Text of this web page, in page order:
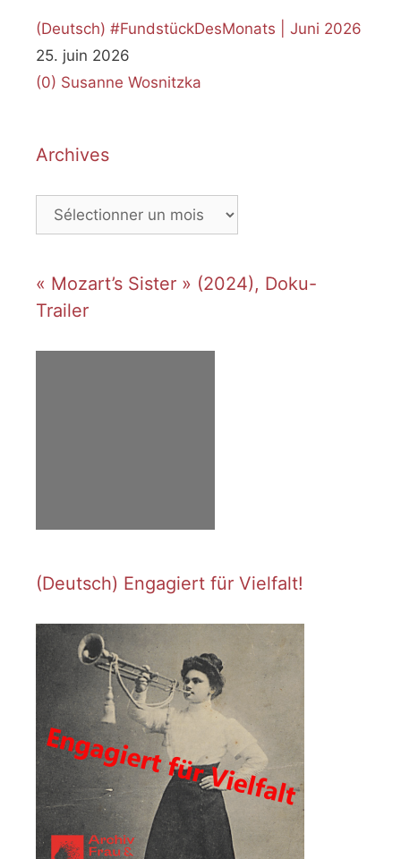
(Deutsch) #FundstückDesMonats | Juni 2026
25. juin 2026
(0) Susanne Wosnitzka
Archives
Archives
« Mozart’s Sister » (2024), Doku-
Trailer
(Deutsch) Engagiert für Vielfalt!